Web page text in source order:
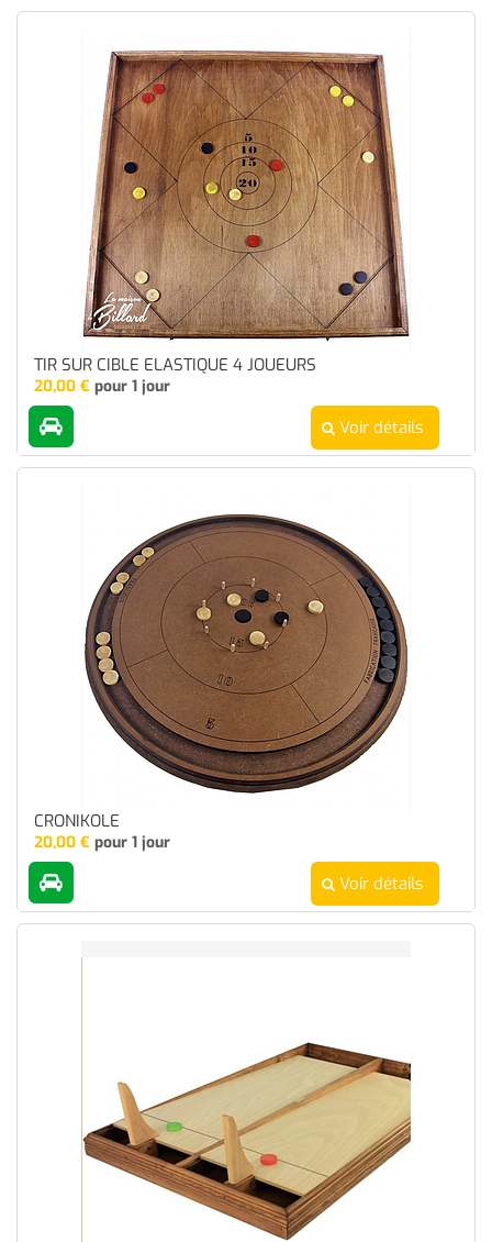
TIR SUR CIBLE ELASTIQUE 4 JOUEURS
20,00 € pour 1 jour
Voir détails
CRONIKOLE
20,00 € pour 1 jour
Voir détails